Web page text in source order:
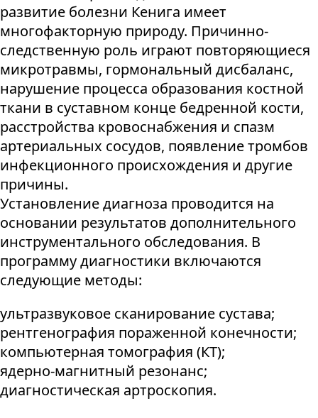
развитие болезни Кенига имеет
многофакторную природу. Причинно-
следственную роль играют повторяющиеся
микротравмы, гормональный дисбаланс,
нарушение процесса образования костной
ткани в суставном конце бедренной кости,
расстройства кровоснабжения и спазм
артериальных сосудов, появление тромбов
инфекционного происхождения и другие
причины.
Установление диагноза проводится на
основании результатов дополнительного
инструментального обследования. В
программу диагностики включаются
следующие методы:
ультразвуковое сканирование сустава;
рентгенография пораженной конечности;
компьютерная томография (КТ);
ядерно-магнитный резонанс;
диагностическая артроскопия.